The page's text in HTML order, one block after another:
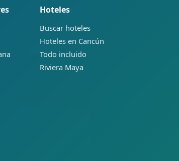
Hoteles
Buscar hoteles
Hoteles en Cancún
Todo incluido
Riviera Maya